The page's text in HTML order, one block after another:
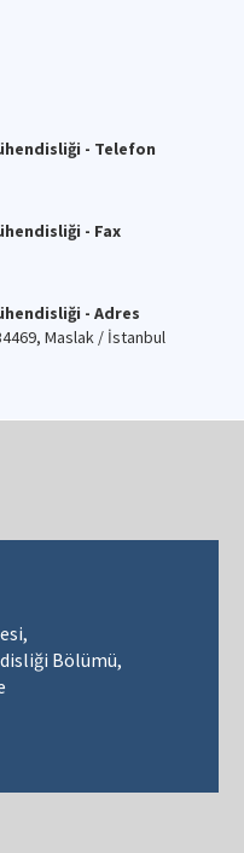
- Telefon
- Fax
- Adres
Maslak / İstanbul
Bölümü,